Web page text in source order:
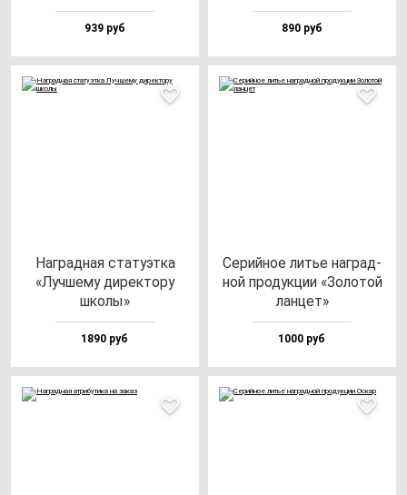
939 руб 890 руб
Наг­рад­ная ста­ту­эт­ка
«Луч­ше­му ди­рек­то­ру
шко­лы»
1890 руб
Серий­ное литье наг­рад­
ной про­дук­ции «Золо­той
лан­цет»
1000 руб